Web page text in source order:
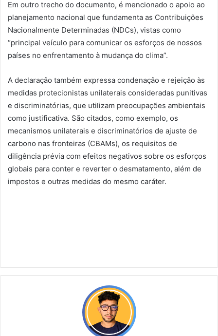
Em outro trecho do documento, é mencionado o apoio ao
planejamento nacional que fundamenta as Contribuições
Nacionalmente Determinadas (NDCs), vistas como
“principal veículo para comunicar os esforços de nossos
países no enfrentamento à mudança do clima”.
A declaração também expressa condenação e rejeição às
medidas protecionistas unilaterais consideradas punitivas
e discriminatórias, que utilizam preocupações ambientais
como justificativa. São citados, como exemplo, os
mecanismos unilaterais e discriminatórios de ajuste de
carbono nas fronteiras (CBAMs), os requisitos de
diligência prévia com efeitos negativos sobre os esforços
globais para conter e reverter o desmatamento, além de
impostos e outras medidas do mesmo caráter.